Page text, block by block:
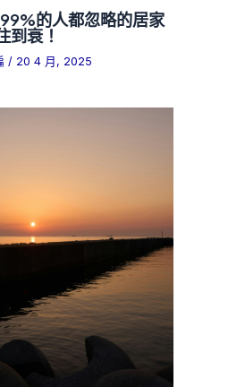
的人都忽略的居家
到衰！
/ 20 4 月, 2025